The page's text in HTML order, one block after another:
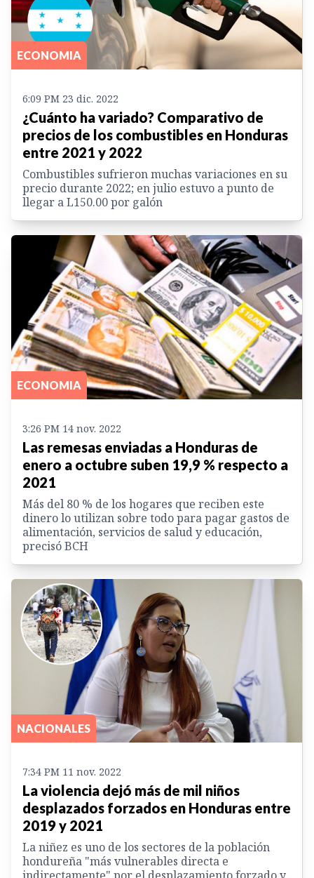
ECONOMIA
6:09 PM 23 dic. 2022
¿Cuánto ha variado? Comparativo de
precios de los combustibles en Honduras
entre 2021 y 2022
Combustibles sufrieron muchas variaciones en su
precio durante 2022; en julio estuvo a punto de
llegar a L150.00 por galón
ECONOMIA
3:26 PM 14 nov. 2022
Las remesas enviadas a Honduras de
enero a octubre suben 19,9 % respecto a
2021
Más del 80 % de los hogares que reciben este
dinero lo utilizan sobre todo para pagar gastos de
alimentación, servicios de salud y educación,
precisó BCH
NACIONALES
7:34 PM 11 nov. 2022
La violencia dejó más de mil niños
desplazados forzados en Honduras entre
2019 y 2021
La niñez es uno de los sectores de la población
hondureña "más vulnerables directa e